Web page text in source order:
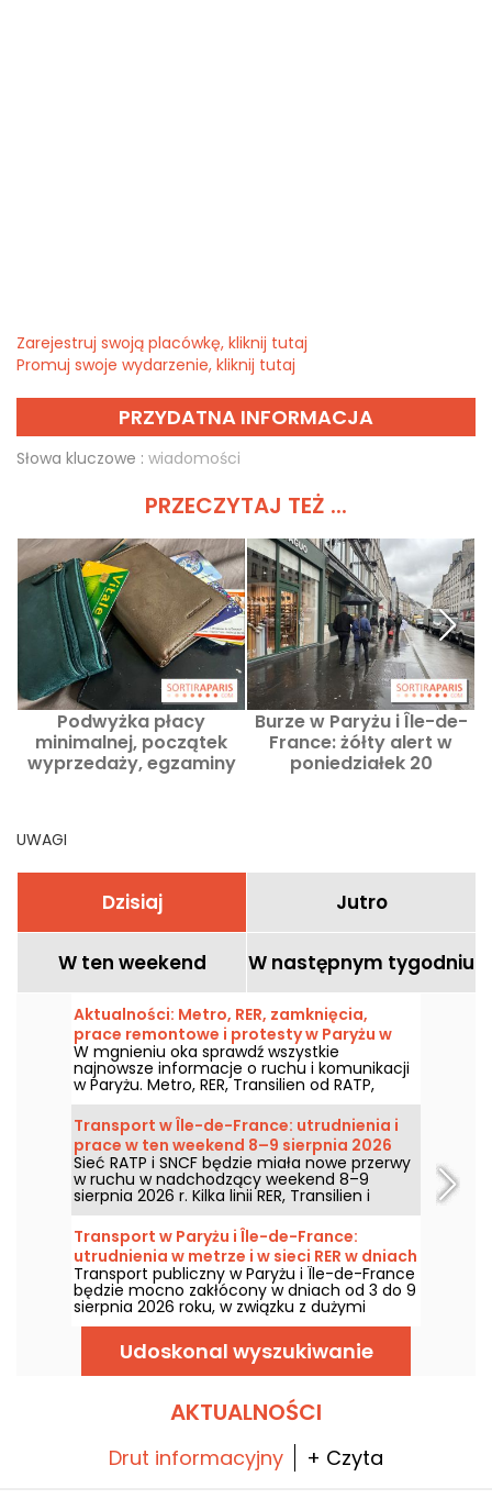
Zarejestruj swoją placówkę, kliknij tutaj
Promuj swoje wydarzenie, kliknij tutaj
PRZYDATNA INFORMACJA
Słowa kluczowe : wiadomości
PRZECZYTAJ TEŻ ...
Podwyżka płacy
minimalnej, początek
wyprzedaży, egzaminy
Burze w Paryżu i Île-de-
France: żółty alert w
poniedziałek 20
UWAGI
Dzisiaj Jutro
W ten weekend W następnym tygodniu
Aktualności: Metro, RER, zamknięcia,
prace remontowe i protesty w Paryżu w
dniu Sobota, 8 sierpień 2026
W mgnieniu oka sprawdź wszystkie
najnowsze informacje o ruchu i komunikacji
w Paryżu. Metro, RER, Transilien od RATP,
remonty, utrudnienia, duże wydarzenia i
manifestacje — podpowiadamy, co warto
wiedzieć, zanim wyjdziesz na ulice Paryża w
Sobota, 8 sierpień 2026.
Transport w Île-de-France: utrudnienia i
prace w ten weekend 8–9 sierpnia 2026
Sieć RATP i SNCF będzie miała nowe przerwy
w ruchu w nadchodzący weekend 8–9
sierpnia 2026 r. Kilka linii RER, Transilien i
metra będzie objętych pracami i przerwami;
podajemy pełny zestaw informacji, aby
pomóc w zaplanowaniu podróży.
Transport w Paryżu i Île-de-France:
utrudnienia w metrze i w sieci RER w dniach
3–9 sierpnia 2026.
Transport publiczny w Paryżu i Île-de-France
będzie mocno zakłócony w dniach od 3 do 9
sierpnia 2026 roku, w związku z dużymi
pracami letnimi, które dotykają szczególnie
niektórych linii, według RATP i SNCF.
Udoskonal wyszukiwanie
AKTUALNOŚCI
Drut informacyjny + Czyta